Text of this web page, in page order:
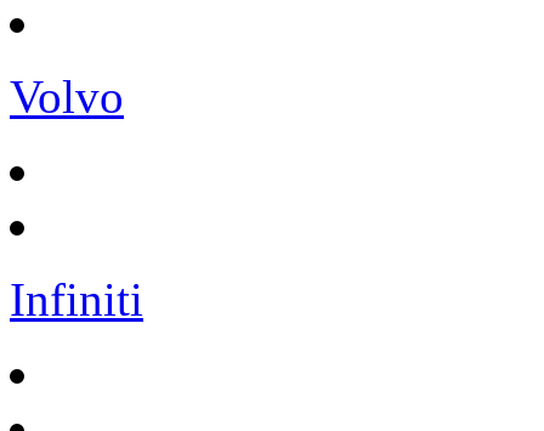
Volvo
Infiniti